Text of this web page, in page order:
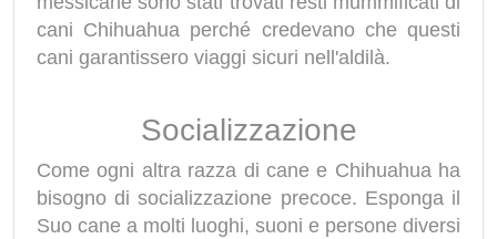
cani Chihuahua perché credevano che questi
cani garantissero viaggi sicuri nell'aldilà.
Socializzazione
Come ogni altra razza di cane e Chihuahua ha
bisogno di socializzazione precoce. Esponga il
Suo cane a molti luoghi, suoni e persone diversi